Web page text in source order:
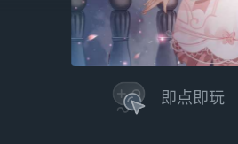
即点即玩